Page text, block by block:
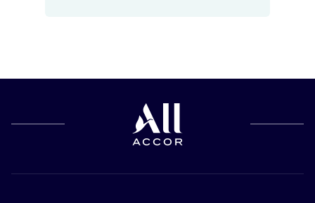
familles à